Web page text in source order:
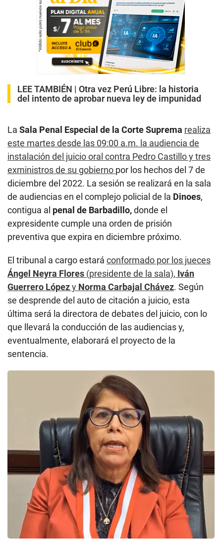
LEE TAMBIÉN | Otra vez Perú Libre: la historia
del intento de aprobar nueva ley de impunidad
La Sala Penal Especial de la Corte Suprema realiza
este martes desde las 09:00 a.m. la audiencia de
instalación del juicio oral contra Pedro Castillo y tres
exministros de su gobierno por los hechos del 7 de
diciembre del 2022. La sesión se realizará en la sala
de audiencias en el complejo policial de la Dinoes,
contigua al penal de Barbadillo,donde el
expresidente cumple una orden de prisión
preventiva que expira en diciembre próximo.
El tribunal a cargo estará conformado por los jueces
Ángel Neyra Flores (presidente de la sala), Iván
Guerrero Lópezy Norma Carbajal Chávez. Según
se desprende del auto de citación a juicio, esta
última será la directora de debates del juicio, con lo
que llevará la conducción de las audiencias y,
eventualmente, elaborará el proyecto de la
sentencia.